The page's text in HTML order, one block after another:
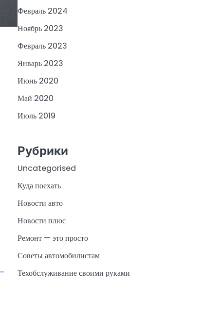
Февраль 2024
Ноябрь 2023
Февраль 2023
Январь 2023
Июнь 2020
Май 2020
Июль 2019
Рубрики
Uncategorised
Куда поехать
Новости авто
Новости плюс
Ремонт — это просто
Советы автомобилистам
Техобслуживание своими руками